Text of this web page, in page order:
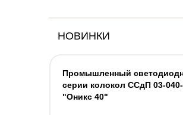
НОВИНКИ
Промышленный
серии колокол ССдП 03-040-
"Оникс 40"